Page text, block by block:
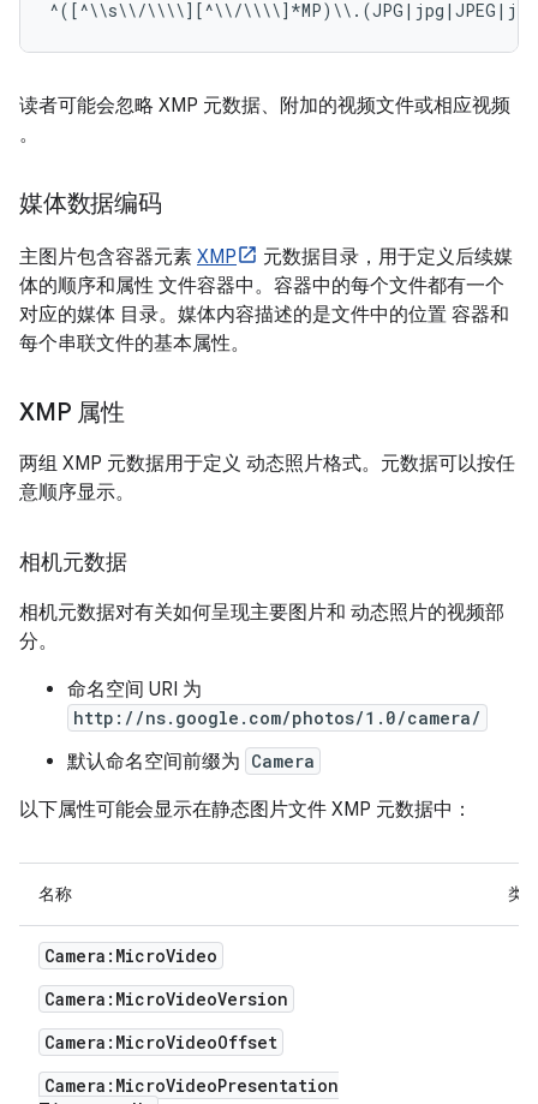
读者可能会忽略 XMP 元数据、附加的视频文件或相应视频
。
媒体数据编码
主图片包含容器元素 XMP
元数据目录，用于定义后续媒
体的顺序和属性 文件容器中。容器中的每个文件都有一个
对应的媒体 目录。媒体内容描述的是文件中的位置 容器和
每个串联文件的基本属性。
XMP 属性
两组 XMP 元数据用于定义 动态照片格式。元数据可以按任
意顺序显示。
相机元数据
相机元数据对有关如何呈现主要图片和 动态照片的视频部
分。
命名空间 URI 为
http://ns.google.com/photos/1.0/camera/
默认命名空间前缀为 Camera
以下属性可能会显示在静态图片文件 XMP 元数据中：
名称 类
Camera:MicroVideo
Camera:MicroVideoVersion
Camera:MicroVideoOffset
Camera:MicroVideoPresentation